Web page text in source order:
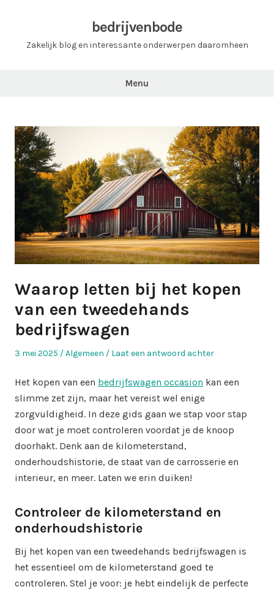
bedrijvenbode
Zakelijk blog en interessante onderwerpen daaromheen
Menu
Waarop letten bij het kopen
van een tweedehands
bedrijfswagen
Geplaatst
3 mei 2025
Geplaatst
Algemeen Laat een antwoord achter
Het kopen van een bedrijfswagen occasion kan een
slimme zet zijn, maar het vereist wel enige
zorgvuldigheid. In deze gids gaan we stap voor stap
door wat je moet controleren voordat je de knoop
doorhakt. Denk aan de kilometerstand,
onderhoudshistorie, de staat van de carrosserie en
interieur, en meer. Laten we erin duiken!
Controleer de kilometerstand en
onderhoudshistorie
Bij het kopen van een tweedehands bedrijfswagen is
het essentieel om de kilometerstand goed te
controleren. Stel je voor: je hebt eindelijk de perfecte